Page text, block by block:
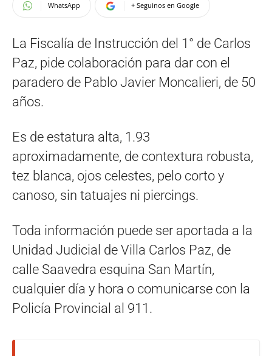
WhatsApp + Seguinos en Google
La Fiscalía de Instrucción del 1° de Carlos
Paz, pide colaboración para dar con el
paradero de Pablo Javier Moncalieri, de 50
años.
Es de estatura alta, 1.93
aproximadamente, de contextura robusta,
tez blanca, ojos celestes, pelo corto y
canoso, sin tatuajes ni piercings.
Toda información puede ser aportada a la
Unidad Judicial de Villa Carlos Paz, de
calle Saavedra esquina San Martín,
cualquier día y hora o comunicarse con la
Policía Provincial al 911.